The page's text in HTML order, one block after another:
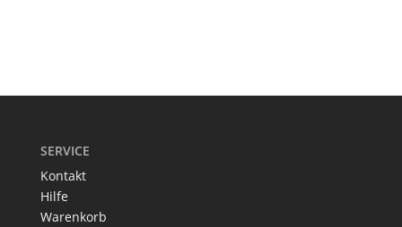
SERVICE
Kontakt
Hilfe
Warenkorb